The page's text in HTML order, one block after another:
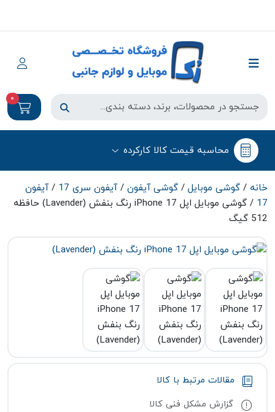
0
محاسبه قیمت کالا کارکرده
خانه / گوشی موبایل / گوشی آیفون /آیفون سری 17 /آیفون
17
/ گوشی موبایل اپل iPhone 17 رنگ بنفش (Lavender) حافظه
512 گیگ
مقالات مرتبط با کالا
گزارش مشکل فنی کالا